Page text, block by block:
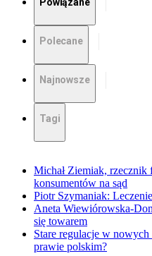
Polecane
Najnowsze
Tagi
Michał Ziemiak,
konsumentów na sąd
Piotr Szymaniak:
Aneta Wiewiórowska-
się towarem
Stare regulacje w
prawie polskim?